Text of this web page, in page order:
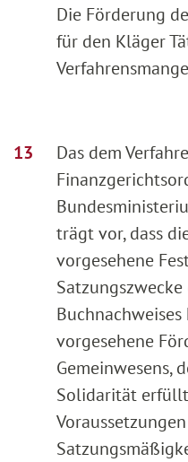
Die Förderung
für den Kläger
Das dem
trägt vor, dass
vorgesehene
vorgesehene
Gemeinwesens,
Solidarität